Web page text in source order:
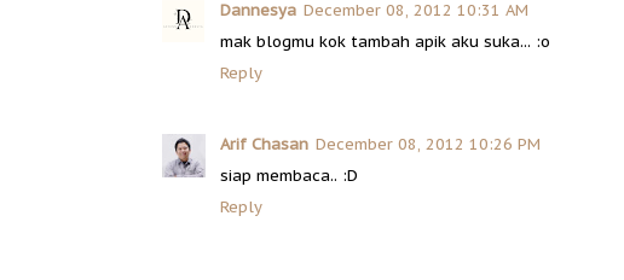
Dannesya December 08, 2012 10:31 AM
mak blogmu kok tambah apik aku suka... :o
Reply
Arif Chasan December 08, 2012 10:26 PM
siap membaca.. :D
Reply